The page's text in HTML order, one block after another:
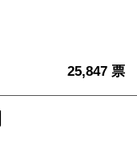
25,847 票